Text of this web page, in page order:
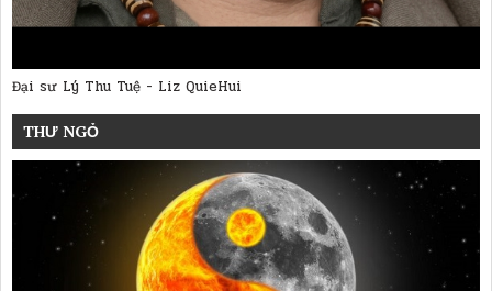
Đại sư Lý Thu Tuệ - Liz QuieHui
THƯ NGỎ